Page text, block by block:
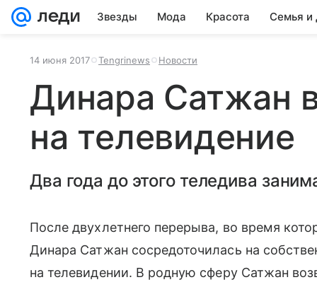
Звезды Мода Красота Семья и
14 июня 2017 Tengrinews Новости
Динара Сатжан
на телевидение
Два года до этого теледива
После двухлетнего перерыва, во время
Динара Сатжан сосредоточилась на
на телевидении. В родную сферу Сатжан